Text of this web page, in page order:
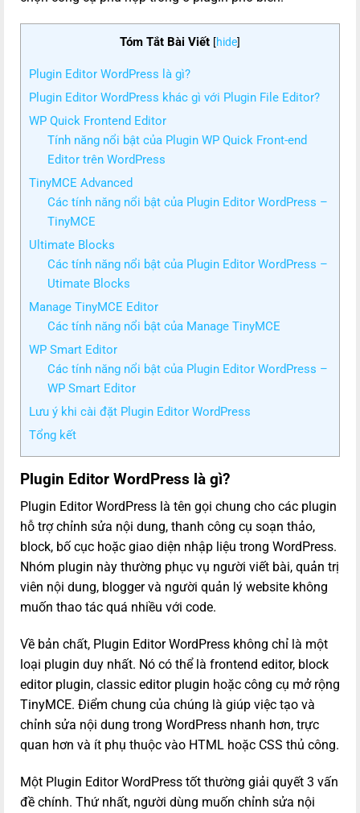
Tóm Tắt Bài Viết [hide]
Plugin Editor WordPress là gì?
Plugin Editor WordPress khác gì với Plugin File Editor?
WP Quick Frontend Editor
Tính năng nổi bật của Plugin WP Quick Front-end
Editor trên WordPress
TinyMCE Advanced
Các tính năng nổi bật của Plugin Editor WordPress –
TinyMCE
Ultimate Blocks
Các tính năng nổi bật của Plugin Editor WordPress –
Utimate Blocks
Manage TinyMCE Editor
Các tính năng nổi bật của Manage TinyMCE
WP Smart Editor
Các tính năng nổi bật của Plugin Editor WordPress –
WP Smart Editor
Lưu ý khi cài đặt Plugin Editor WordPress
Tổng kết
Plugin Editor WordPress là gì?
Plugin Editor WordPress là tên gọi chung cho các plugin
hỗ trợ chỉnh sửa nội dung, thanh công cụ soạn thảo,
block, bố cục hoặc giao diện nhập liệu trong WordPress.
Nhóm plugin này thường phục vụ người viết bài, quản trị
viên nội dung, blogger và người quản lý website không
muốn thao tác quá nhiều với code.
Về bản chất, Plugin Editor WordPress không chỉ là một
loại plugin duy nhất. Nó có thể là frontend editor, block
editor plugin, classic editor plugin hoặc công cụ mở rộng
TinyMCE. Điểm chung của chúng là giúp việc tạo và
chỉnh sửa nội dung trong WordPress nhanh hơn, trực
quan hơn và ít phụ thuộc vào HTML hoặc CSS thủ công.
Một Plugin Editor WordPress tốt thường giải quyết 3 vấn
đề chính. Thứ nhất, người dùng muốn chỉnh sửa nội